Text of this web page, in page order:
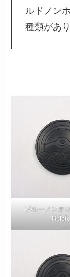
ルドノン
種類があ
ブルーノンホ